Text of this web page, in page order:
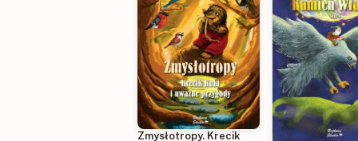
Zmysłotropy. Krecik